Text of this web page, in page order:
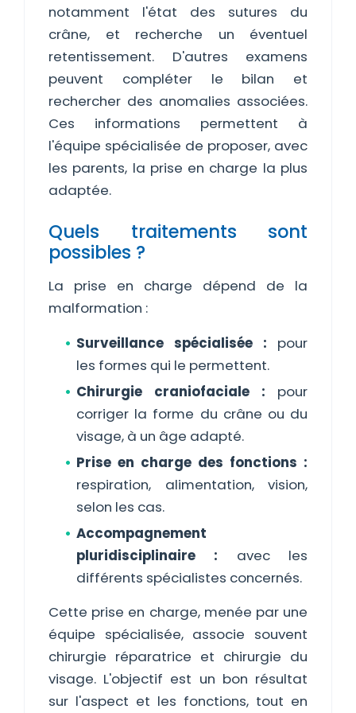
notamment l'état des sutures du
crâne, et recherche un éventuel
retentissement. D'autres examens
peuvent compléter le bilan et
rechercher des anomalies associées.
Ces informations permettent à
l'équipe spécialisée de proposer, avec
les parents, la prise en charge la plus
adaptée.
Quels traitements sont
possibles ?
La prise en charge dépend de la
malformation :
Surveillance spécialisée : pour
les formes qui le permettent.
Chirurgie craniofaciale : pour
corriger la forme du crâne ou du
visage, à un âge adapté.
Prise en charge des fonctions :
respiration, alimentation, vision,
selon les cas.
Accompagnement
pluridisciplinaire : avec les
différents spécialistes concernés.
Cette prise en charge, menée par une
équipe spécialisée, associe souvent
chirurgie réparatrice et chirurgie du
visage. L'objectif est un bon résultat
sur l'aspect et les fonctions, tout en